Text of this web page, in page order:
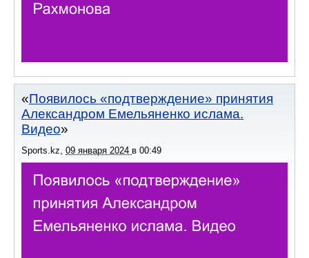
Появилось «подтверждение» принятия
Александром Емельяненко ислама.
Видео
Sports.kz, 09 января 2024 в 00:49